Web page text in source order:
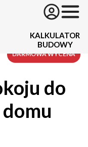
KALKULATOR
BUDOWY
do
DARMOWA WYCENA